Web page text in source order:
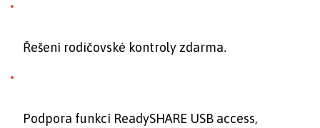
Řešení rodičovské kontroly zdarma.
Podpora funkcí ReadySHARE USB access,